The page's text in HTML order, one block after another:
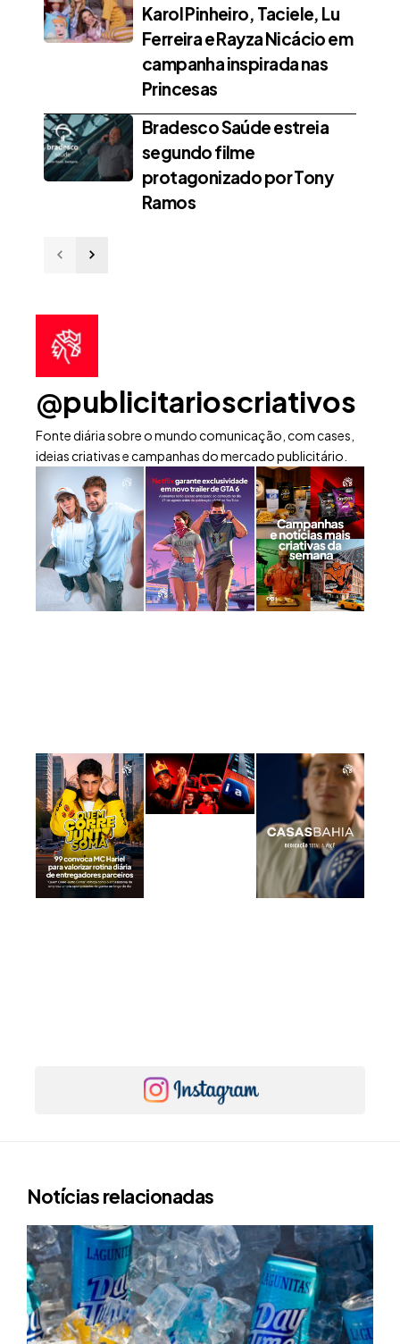
Karol Pinheiro, Taciele, Lu
Ferreira e Rayza Nicácio em
campanha inspirada nas
Princesas
Bradesco Saúde estreia
segundo filme
protagonizado por Tony
Ramos
@publicitarioscriativos
Fonte diária sobre o mundo comunicação, com cases,
ideias criativas e campanhas do mercado publicitário.
Notícias relacionadas